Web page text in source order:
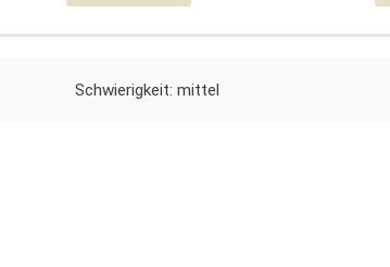
Schwierigkeit: mittel